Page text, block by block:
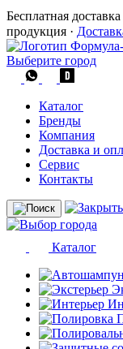
Бесплатная
продукция ·
Выберите город
Каталог
Бренды
Компания
Доставка и
Сервис
Контакты
Каталог